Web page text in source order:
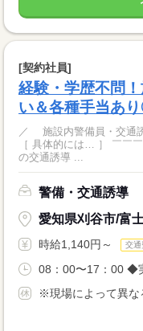
[契約社員]
経験・学歴不問
い＆各種手当あ
／ 施設内警備員・交通
［ 具体的には… ］ ￣￣
警備・交通誘導
愛知県刈谷市/富
時給1,140円～ 交通
08：00〜17：00 ◆
※現場によって異な